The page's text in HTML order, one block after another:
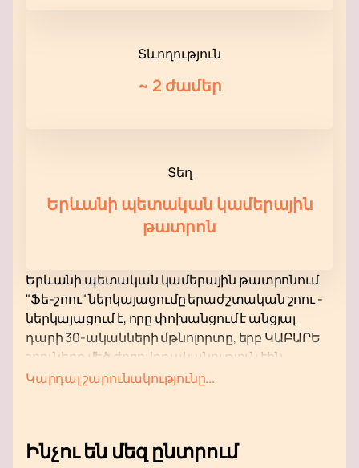
Տևողություն
~ 2 ժամեր
Տեղ
Երևանի պետական կամերային
թատրոն
Երևանի պետական կամերային թատրոնում
"Ֆե-շոու" ներկայացումը երաժշտական շոու -
ներկայացում է, որը փոխանցում է անցյալ
դարի 30-ականների մթնոլորտը, երբ ԿԱԲԱՐԵ
շոուները մեծ ժողովրդականություն էին
վայելում:
Երաժշտական գործիքավորումը ստեղծվել է
Կարդալ շարունակությունը...
Ինչու են մեզ ընտրում